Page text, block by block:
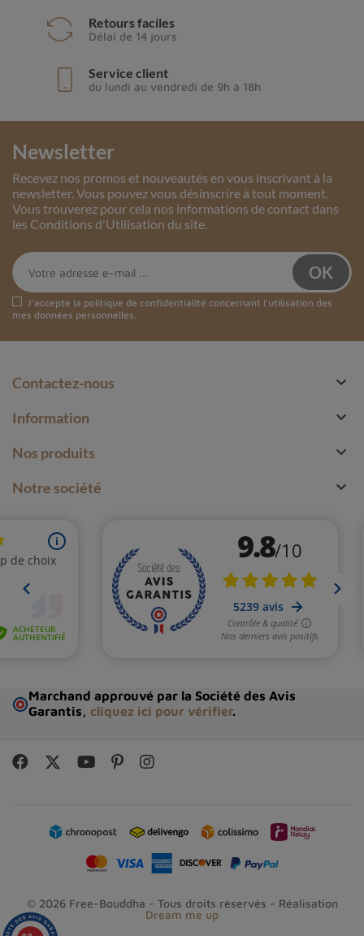
Retours faciles
Délai de 14 jours
Service client
du lundi au vendredi de 9h à 18h
Newsletter
Recevez nos promos et nouveautés en vous inscrivant à la
newsletter. Vous pouvez vous désinscrire à tout moment.
Vous trouverez pour cela nos informations de contact dans
les Conditions d'Utilisation du site.
J'accepte la politique de confidentialité concernant l'utilisation des
mes données personnelles.
Contactez-nous 
Information 
Nos produits 
Notre société 
Marchand approuvé par la Société des Avis
Garantis, cliquez ici pour vérifier.
© 2026 Free-Bouddha - Tous droits réservés - Réalisation
Dream me up